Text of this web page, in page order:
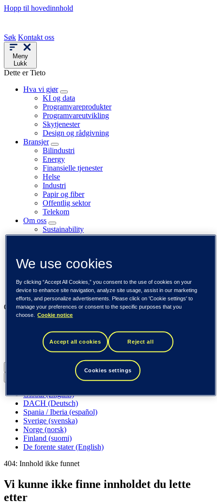
Hopp til hovedinnhold
Søk Kontakt oss
Meny
Lukk
Dette er Tieto
Hva vi gjør
KI og data
Programvareprodukter
Programvareutvikling
Skytjenester
Design og rådgivning
Bransjer
Bilindustri
Energy
Finansielle tjenester
Helse
Industri
Papir og fiber
Offentlig sektor
Telekom
Om oss
Sustainability
Karriere
Aktuelt
Innsikt
Arrangementer
Our businesses
Tieto Caretech
Tieto Indtech
Tieto Tech Consulting
Global (English)
DACH (Deutsch)
Spania / Iberia (español)
Sverige (svenska)
Norge (norsk)
Finland (suomi)
De forente stater (English)
404: Innhold ikke funnet
Vi kunne ikke finne innholdet du lette
etter
We use cookies
By clicking “Accept All Cookies,” you consent to the use of cookies on your
device to enhance site navigation, analyze site usage, assist in our marketing
efforts, and personalize advertisements. Please click on 'Cookie settings' to
manage your preferences or consent to the specific purposes that you
choose.
Cookie notice
Accept all cookies Reject all
Cookies settings